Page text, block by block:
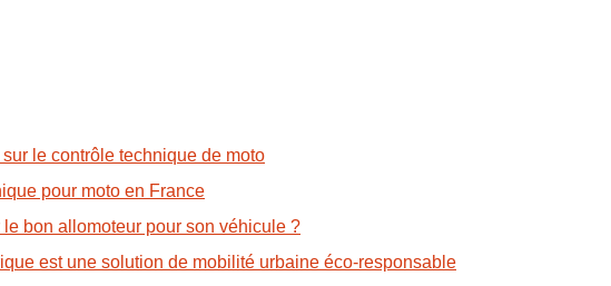
le contrôle technique de moto
pour moto en France
bon allomoteur pour son véhicule ?
est une solution de mobilité urbaine éco-responsable